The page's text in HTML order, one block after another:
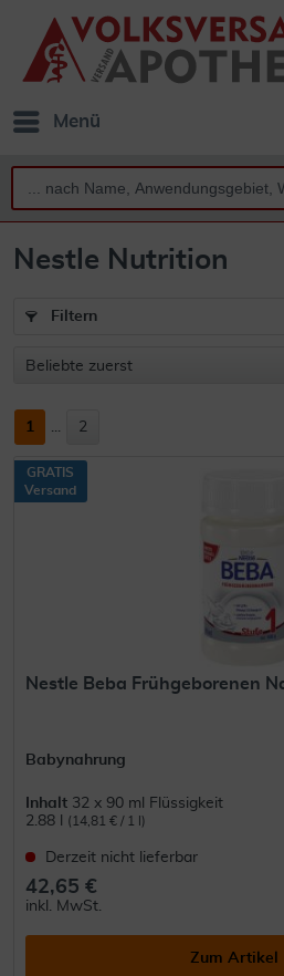
Menü
Nestle Nutrition
Filtern
1 ... 2
GRATIS
Versand
Nestle Beba Frühgeborenen
Babynahrung
Inhalt 32 x 90 ml Flüssigkeit
2.88 l
(14,81 € / 1 l)
Derzeit nicht lieferbar
42,65 €
inkl. MwSt.
Zum Artikel